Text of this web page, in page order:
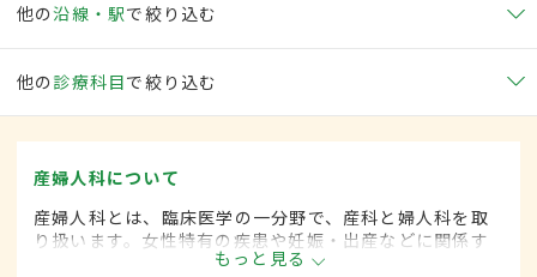
他の沿線・駅で絞り込む
他の 診療科目で絞り込む
産婦人科について
産婦人科とは、臨床医学の一分野で、産科と婦人科を取
り扱います。女性特有の疾患や妊娠・出産などに関係す
る病気に対して、予防・診断・治療します。
もっと見る